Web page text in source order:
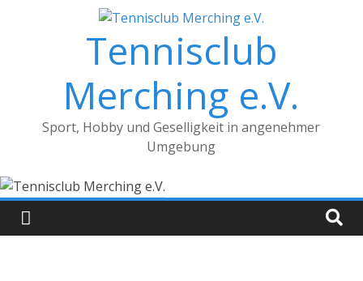
Tennisclub
Merching e.V.
Sport, Hobby und Geselligkeit in angenehmer
Umgebung